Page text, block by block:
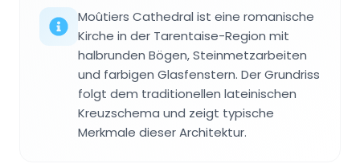
Moûtiers Cathedral ist eine romanische
Kirche in der Tarentaise-Region mit
halbrunden Bögen, Steinmetzarbeiten
und farbigen Glasfenstern. Der Grundriss
folgt dem traditionellen lateinischen
Kreuzschema und zeigt typische
Merkmale dieser Architektur.